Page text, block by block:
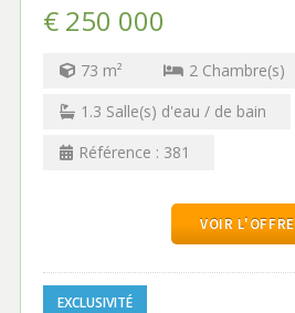
€ 250 000
73 m² 2 Chambre(s)
1.3 Salle(s) d'eau / de bain
Référence : 381
VOIR L'OFFRE
EXCLUSIVITÉ